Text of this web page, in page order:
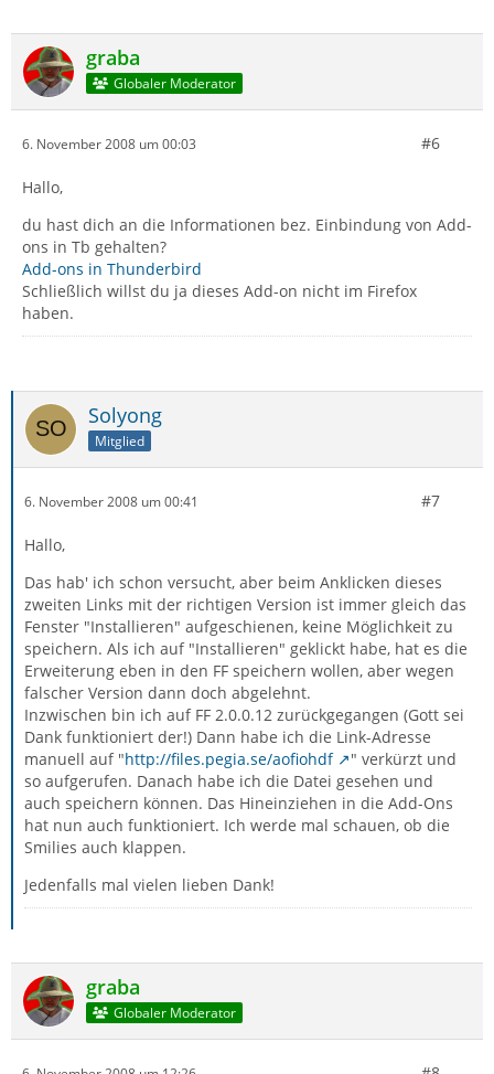
graba
Globaler Moderator
6. November 2008 um 00:03 #6
Hallo,
du hast dich an die Informationen bez. Einbindung von Add-
ons in Tb gehalten?
Add-ons in Thunderbird
Schließlich willst du ja dieses Add-on nicht im Firefox
haben.
Solyong
Mitglied
6. November 2008 um 00:41 #7
Hallo,
Das hab' ich schon versucht, aber beim Anklicken dieses
zweiten Links mit der richtigen Version ist immer gleich das
Fenster "Installieren" aufgeschienen, keine Möglichkeit zu
speichern. Als ich auf "Installieren" geklickt habe, hat es die
Erweiterung eben in den FF speichern wollen, aber wegen
falscher Version dann doch abgelehnt.
Inzwischen bin ich auf FF 2.0.0.12 zurückgegangen (Gott sei
Dank funktioniert der!) Dann habe ich die Link-Adresse
manuell auf "http://files.pegia.se/aofiohdf
" verkürzt und
so aufgerufen. Danach habe ich die Datei gesehen und
auch speichern können. Das Hineinziehen in die Add-Ons
hat nun auch funktioniert. Ich werde mal schauen, ob die
Smilies auch klappen.
Jedenfalls mal vielen lieben Dank!
graba
Globaler Moderator